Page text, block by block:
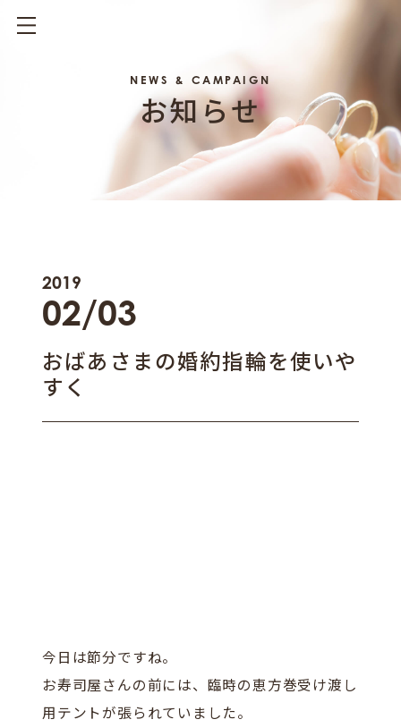
NEWS & CAMPAIGN
お知らせ
おばあさまの婚約指輪を使いや
すく
2019
02/03
今日は節分ですね。
お寿司屋さんの前には、臨時の恵方巻受け渡し
用テントが張られていました。